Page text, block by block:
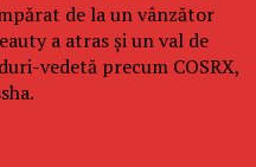
de la un vânzător
a atras și un val de
vedetă precum COSRX,